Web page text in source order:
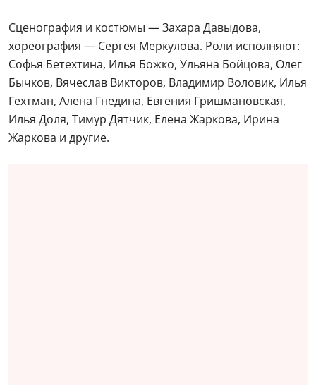
Сценография и костюмы — Захара Давыдова,
хореография — Сергея Меркулова. Роли исполняют:
Софья Бетехтина, Илья Божко, Ульяна Бойцова, Олег
Бычков, Вячеслав Викторов, Владимир Воловик, Илья
Гехтман, Алена Гнедина, Евгения Гришмановская,
Илья Доля, Тимур Дятчик, Елена Жаркова, Ирина
Жаркова и другие.